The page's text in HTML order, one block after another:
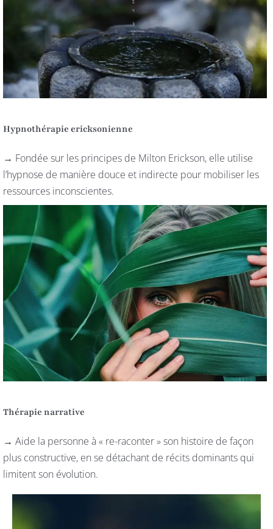
Hypnothérapie ericksonienne
→ Fondée sur les principes de Milton Erickson, elle utilise
l’hypnose de manière douce et indirecte pour mobiliser les
ressources inconscientes.
Thérapie narrative
→ Aide la personne à « re-raconter » son histoire de façon
plus constructive, en se détachant de récits dominants qui
limitent son évolution.